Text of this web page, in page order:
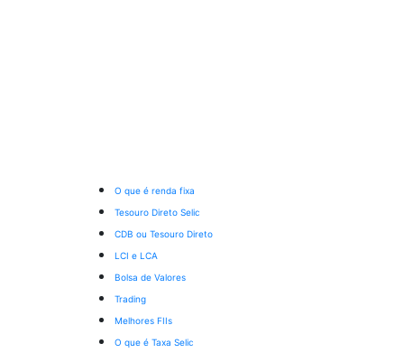
O que é renda fixa
Tesouro Direto Selic
CDB ou Tesouro Direto
LCI e LCA
Bolsa de Valores
Trading
Melhores FIIs
O que é Taxa Selic